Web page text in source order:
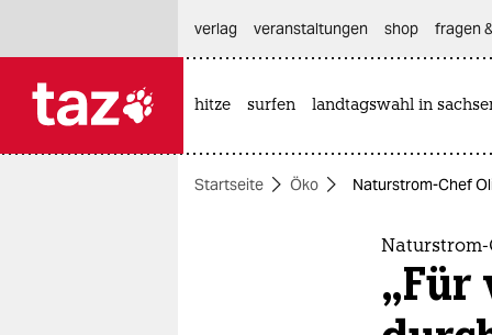
themen
verlag
veranstaltungen shop fragen
hitze surfen landtagswahl in
Startseite Öko Naturstrom-Chef
Naturstrom-